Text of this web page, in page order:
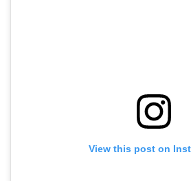
View this post on